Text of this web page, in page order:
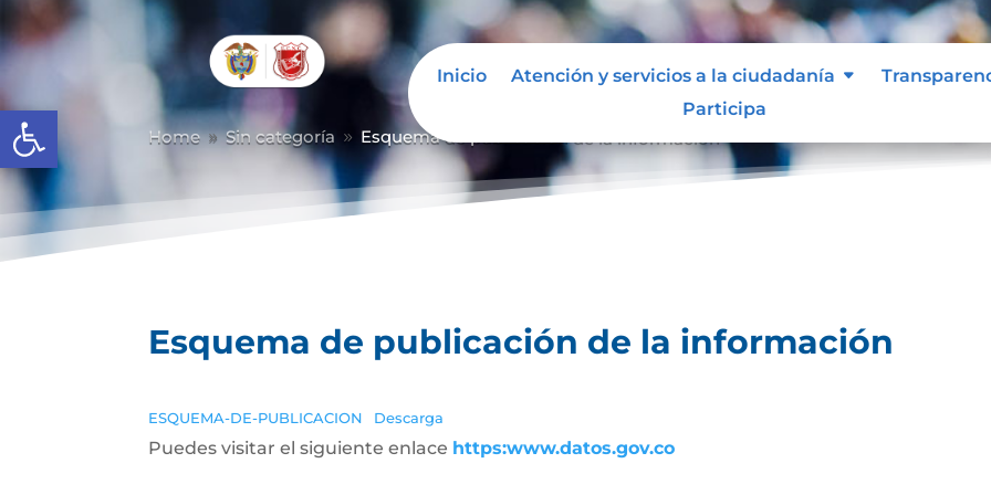
Abrir barra de herramientas
Inicio Atención y servicios a la ciudadanía
Participa
Home 9 Sin categoría 9 Esquema de publicación de la información
Esquema de publicación de la información
ESQUEMA-DE-PUBLICACION Descarga
Puedes visitar el siguiente enlace https:www.datos.gov.co